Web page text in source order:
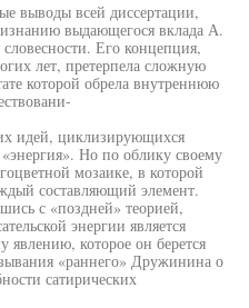
выводы всей диссертации,
выдающегося вклада А.
Его концепция,
лет, претерпела сложную
которой обрела внутреннюю
идей, циклизирующихся
Но по облику своему
мозаике, в которой
составляющий элемент.
с «поздней» теорией,
энергии является
которое он берется
«раннего» Дружинина о
сатирических